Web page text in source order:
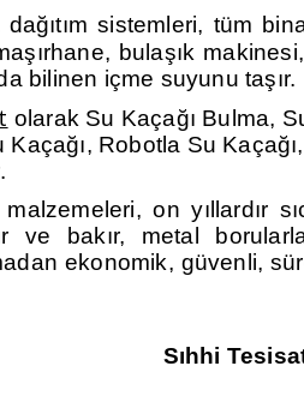
dağıtım sistemleri, tüm
bulaşık
bilinen içme suyunu taşır.
olarak Su Kaçağı Bulma,
Kaçağı, Robotla Su
on yıllardır
ve bakır, metal
ekonomik, güvenli,
Sıhhi